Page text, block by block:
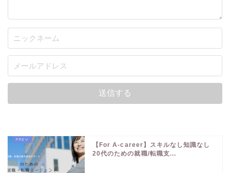
【For A-career】スキルなし知識なし
20代のための就職/転職支...